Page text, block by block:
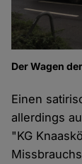
Der Wagen
Einen
allerdings
"KG